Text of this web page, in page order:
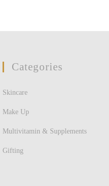
Categories
Skincare
Make Up
Multivitamin & Supplements
Gifting